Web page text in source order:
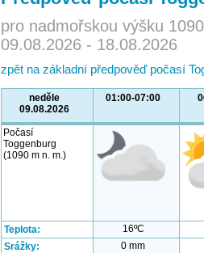
pro nadmořskou výšku
09.08.2026 - 18.08.2026
zpět na základní předpověď počasí
neděle
09.08.2026
01:00-07:00
Počasí
Toggenburg
(1090 m n. m.)
Teplota:
16ºC
Srážky:
0 mm